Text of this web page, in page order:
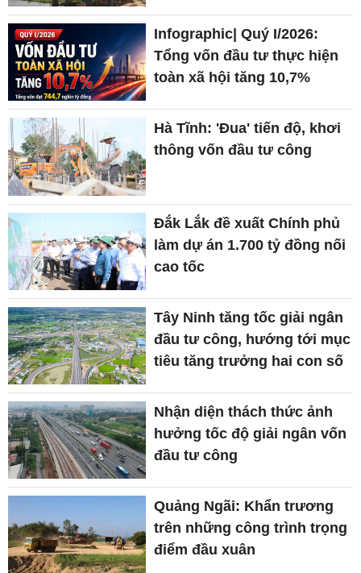
Infographic| Quý I/2026:
Tổng vốn đầu tư thực hiện
toàn xã hội tăng 10,7%
Hà Tĩnh: 'Đua' tiến độ, khơi
thông vốn đầu tư công
Đắk Lắk đề xuất Chính phủ
làm dự án 1.700 tỷ đồng nối
cao tốc
Tây Ninh tăng tốc giải ngân
đầu tư công, hướng tới mục
tiêu tăng trưởng hai con số
Nhận diện thách thức ảnh
hưởng tốc độ giải ngân vốn
đầu tư công
Quảng Ngãi: Khẩn trương
trên những công trình trọng
điểm đầu xuân